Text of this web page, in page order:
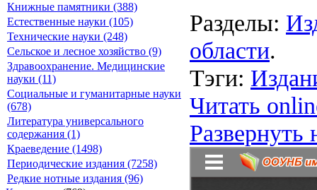
Книжные памятники (388)
Естественные науки (105)
Технические науки (248)
Сельское и лесное хозяйство (9)
Здравоохранение. Медицинские
науки (11)
Социальные и гуманитарные науки
(678)
Литература универсального
содержания (1)
Краеведение (1498)
Периодические издания (7258)
Редкие нотные издания (96)
Разделы:
области.
Тэги:
Читать
Развернуть